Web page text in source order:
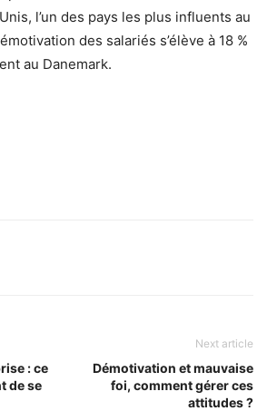
l’un des pays les plus influents au
des salariés s’élève à 18 %
au Danemark.
: ce
de se
Next article
Démotivation et mauvaise
foi, comment gérer ces
attitudes ?